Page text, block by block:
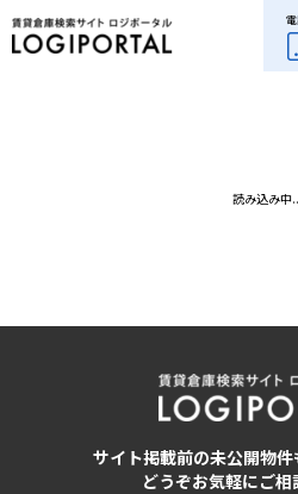
読み込み中
サイト掲載前の未公開物件
どうぞお気軽にご相